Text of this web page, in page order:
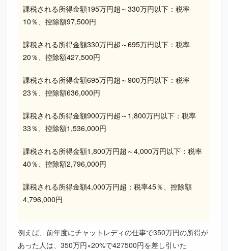
課税される所得金額195万円超～330万円以下：税率
10％、控除額97,500円
課税される所得金額330万円超～695万円以下：税率
20％、控除額427,500円
課税される所得金額695万円超～900万円以下：税率
23％、控除額636,000円
課税される所得金額900万円超～1,800万円以下：税率
33％、控除額1,536,000円
課税される所得金額1,800万円超～4,000万円以下：税率
40％、控除額2,796,000円
課税される所得金額4,000万円超：税率45％、控除額
4,796,000円
例えば、前年度にチャットレディの仕事で350万円の所得が
あった人は、350万円×20%で427500円を差し引いた